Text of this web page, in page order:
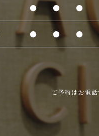
● ● ●
● ● ●
ご予約はお電